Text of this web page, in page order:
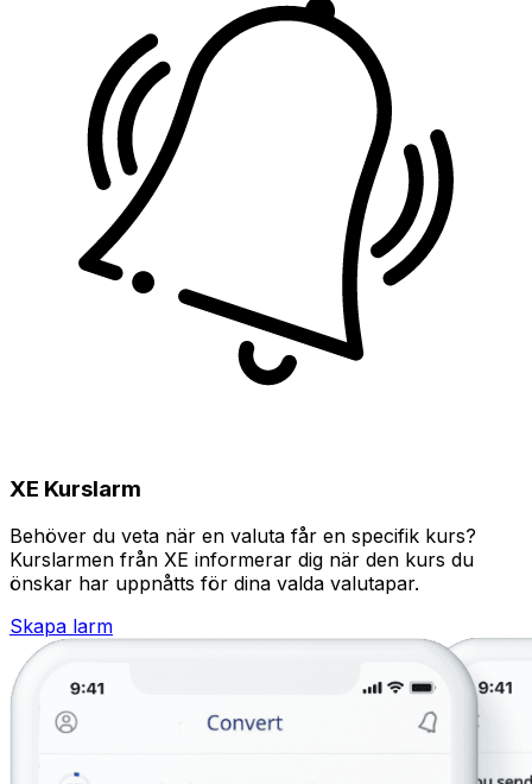
XE Kurslarm
Behöver du veta när en valuta får en specifik kurs?
Kurslarmen från XE informerar dig när den kurs du
önskar har uppnåtts för dina valda valutapar.
Skapa larm